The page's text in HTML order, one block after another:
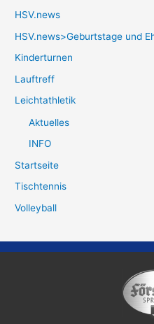
HSV.news
HSV.news>Geburtstage und
Kinderturnen
Lauftreff
Leichtathletik
Aktuelles
INFO
Startseite
Tischtennis
Volleyball